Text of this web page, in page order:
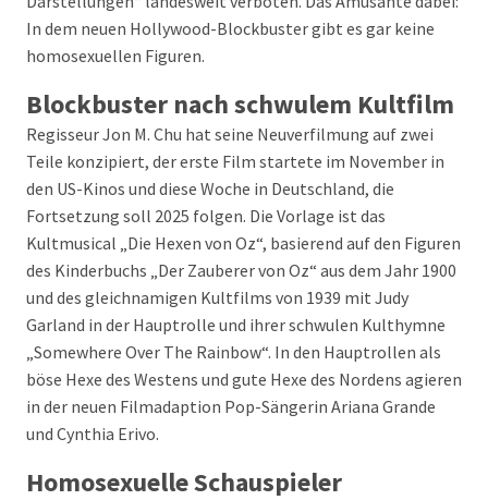
In dem neuen Hollywood-Blockbuster gibt es gar keine
homosexuellen Figuren.
Blockbuster nach schwulem Kultfilm
Regisseur Jon M. Chu hat seine Neuverfilmung auf zwei
Teile konzipiert, der erste Film startete im November in
den US-Kinos und diese Woche in Deutschland, die
Fortsetzung soll 2025 folgen. Die Vorlage ist das
Kultmusical „Die Hexen von Oz“, basierend auf den Figuren
des Kinderbuchs „Der Zauberer von Oz“ aus dem Jahr 1900
und des gleichnamigen Kultfilms von 1939 mit Judy
Garland in der Hauptrolle und ihrer schwulen Kulthymne
„Somewhere Over The Rainbow“. In den Hauptrollen als
böse Hexe des Westens und gute Hexe des Nordens agieren
in der neuen Filmadaption Pop-Sängerin Ariana Grande
und Cynthia Erivo.
Homosexuelle Schauspieler